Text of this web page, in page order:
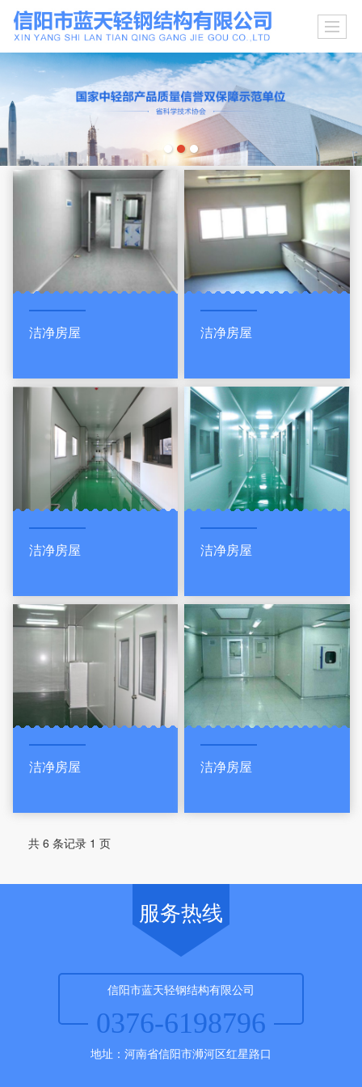
洁净房屋 洁净房屋
洁净房屋 洁净房屋
洁净房屋 洁净房屋
共 6 条记录 1 页
服务热线
信阳市蓝天轻钢结构有限公司
0376-6198796
地址：河南省信阳市浉河区红星路口